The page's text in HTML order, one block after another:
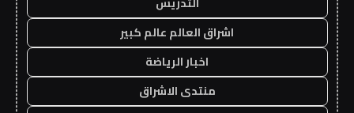
اشراق العالم عالم كبير
اخبار الرياضة
منتدى الاشراق